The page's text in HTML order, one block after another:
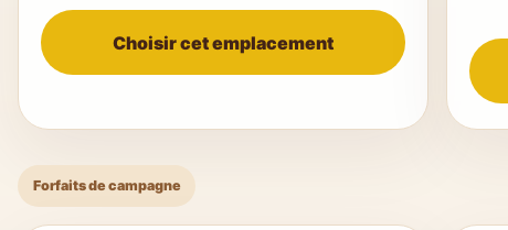
Choisir cet emplacement
Forfaits de campagne